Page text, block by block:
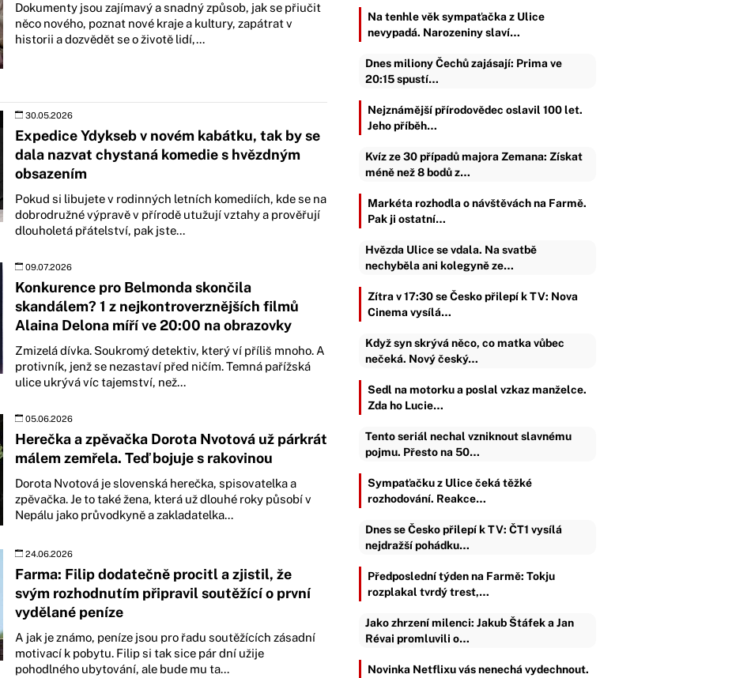
Dokumenty jsou zajímavý a snadný způsob, jak se přiučit
něco nového, poznat nové kraje a kultury, zapátrat v
historii a dozvědět se o životě lidí,...
30.05.2026
Expedice Ydykseb v novém kabátku, tak by se
dala nazvat chystaná komedie s hvězdným
obsazením
Pokud si libujete v rodinných letních komediích, kde se na
dobrodružné výpravě v přírodě utužují vztahy a prověřují
dlouholetá přátelství, pak jste...
09.07.2026
Konkurence pro Belmonda skončila
skandálem? 1 z nejkontroverznějších filmů
Alaina Delona míří ve 20:00 na obrazovky
Zmizelá dívka. Soukromý detektiv, který ví příliš mnoho. A
protivník, jenž se nezastaví před ničím. Temná pařížská
ulice ukrývá víc tajemství, než...
05.06.2026
Herečka a zpěvačka Dorota Nvotová už párkrát
málem zemřela. Teď bojuje s rakovinou
Dorota Nvotová je slovenská herečka, spisovatelka a
zpěvačka. Je to také žena, která už dlouhé roky působí v
Nepálu jako průvodkyně a zakladatelka...
24.06.2026
Farma: Filip dodatečně procitl a zjistil, že
svým rozhodnutím připravil soutěžící o první
vydělané peníze
A jak je známo, peníze jsou pro řadu soutěžících zásadní
motivací k pobytu. Filip si tak sice pár dní užije
pohodlného ubytování, ale bude mu ta...
Na tenhle věk sympaťačka z Ulice
nevypadá. Narozeniny slaví…
Dnes miliony Čechů zajásají: Prima ve
20:15 spustí…
Nejznámější přírodovědec oslavil 100 let.
Jeho příběh…
Kvíz ze 30 případů majora Zemana: Získat
méně než 8 bodů z…
Markéta rozhodla o návštěvách na Farmě.
Pak ji ostatní…
Hvězda Ulice se vdala. Na svatbě
nechyběla ani kolegyně ze…
Zítra v 17:30 se Česko přilepí k TV: Nova
Cinema vysílá…
Když syn skrývá něco, co matka vůbec
nečeká. Nový český…
Sedl na motorku a poslal vzkaz manželce.
Zda ho Lucie…
Tento seriál nechal vzniknout slavnému
pojmu. Přesto na 50…
Sympaťačku z Ulice čeká těžké
rozhodování. Reakce…
Dnes se Česko přilepí k TV: ČT1 vysílá
nejdražší pohádku…
Předposlední týden na Farmě: Tokju
rozplakal tvrdý trest,…
Jako zhrzení milenci: Jakub Štáfek a Jan
Révai promluvili o…
Novinka Netflixu vás nenechá vydechnout.